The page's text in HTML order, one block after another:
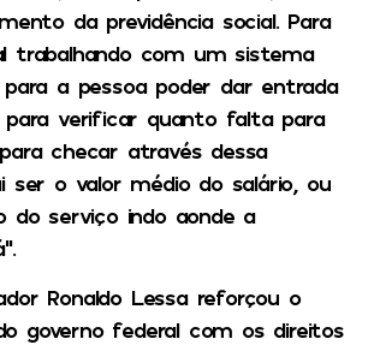
da previdência social. Para
trabalhando com um sistema
a pessoa poder dar entrada
para verificar quanto falta para
checar através dessa
ser o valor médio do salário, ou
do serviço indo aonde a
Ronaldo Lessa reforçou o
governo federal com os direitos